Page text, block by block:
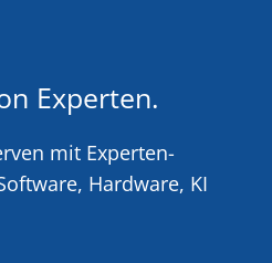
Experten.
mit Experten-
Hardware, KI